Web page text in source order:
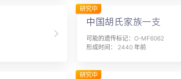
中国胡氏家族一支
可能的遗传标记：O-MF6062
形成时间： 2440 年前
研究中
研究中